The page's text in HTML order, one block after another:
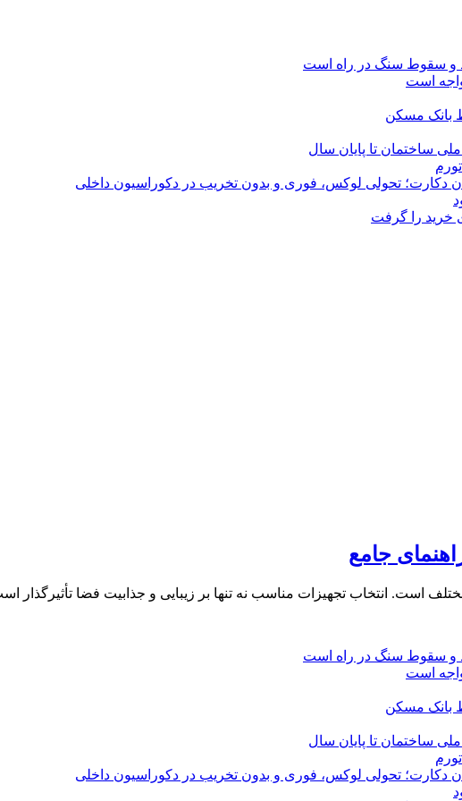
است
دکارت؛ تحولی لوکس، فوری و بدون تخریب در دکوراسیون داخلی
خرید را گرفت
جامع
است. انتخاب تجهیزات مناسب نه تنها بر زیبایی و جذابیت فضا تأثیرگذار
است
دکارت؛ تحولی لوکس، فوری و بدون تخریب در دکوراسیون داخلی